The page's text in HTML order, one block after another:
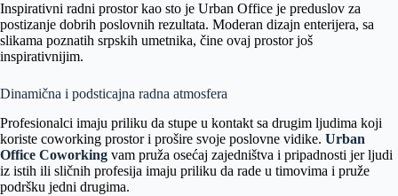
Inspirativni radni prostor kao sto je Urban Office je preduslov za
postizanje dobrih poslovnih rezultata. Moderan dizajn enterijera, sa
slikama poznatih srpskih umetnika, čine ovaj prostor još
inspirativnijim.
Dinamična i podsticajna radna atmosfera
Profesionalci imaju priliku da stupe u kontakt sa drugim ljudima koji
koriste coworking prostor i prošire svoje poslovne vidike. Urban
Office Coworking vam pruža osećaj zajedništva i pripadnosti jer ljudi
iz istih ili sličnih profesija imaju priliku da rade u timovima i pruže
podršku jedni drugima.